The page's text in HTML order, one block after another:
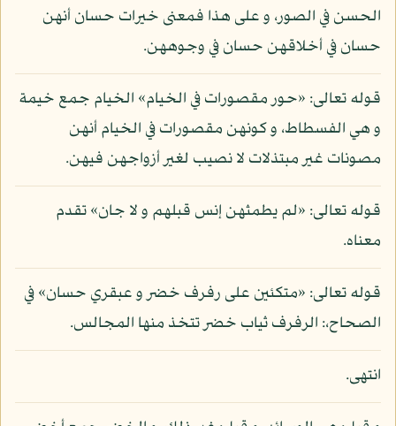
الحسن في الصور، و على هذا فمعنى خيرات حسان أنهن
حسان في أخلاقهن حسان في وجوههن.
قوله تعالى: «حور مقصورات في الخيام» الخيام جمع خيمة
و هي الفسطاط، و كونهن مقصورات في الخيام أنهن
مصونات غير مبتذلات لا نصيب لغير أزواجهن فيهن.
قوله تعالى: «لم يطمثهن إنس قبلهم و لا جان» تقدم
معناه.
قوله تعالى: «متكئين على رفرف خضر و عبقري حسان» في
الصحاح،: الرفرف ثياب خضر تتخذ منها المجالس.
انتهى.